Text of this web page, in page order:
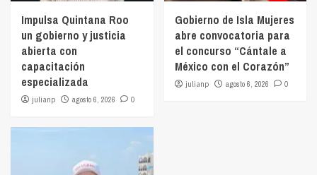
Impulsa Quintana Roo
un gobierno y justicia
abierta con
capacitación
especializada
julianp agosto 6, 2026 0
Gobierno de Isla Mujeres
abre convocatoria para
el concurso “Cántale a
México con el Corazón”
julianp agosto 6, 2026 0